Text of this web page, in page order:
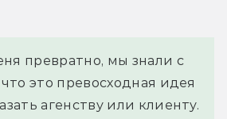
превратно, мы знали с
это превосходная идея
агенству или клиенту.